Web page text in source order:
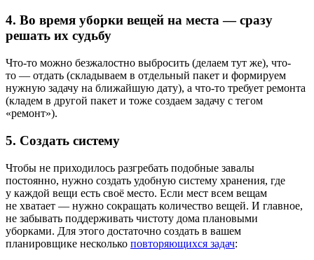
4. Во время уборки вещей на места — сразу
решать их судьбу
Что-то можно безжалостно выбросить (делаем тут же), что-
то — отдать (складываем в отдельный пакет и формируем
нужную задачу на ближайшую дату), а что-то требует ремонта
(кладем в другой пакет и тоже создаем задачу с тегом
«ремонт»).
5. Создать систему
Чтобы не приходилось разгребать подобные завалы
постоянно, нужно создать удобную систему хранения, где
у каждой вещи есть своё место. Если мест всем вещам
не хватает — нужно сокращать количество вещей. И главное,
не забывать поддерживать чистоту дома плановыми
уборками. Для этого достаточно создать в вашем
планировщике несколько повторяющихся задач: